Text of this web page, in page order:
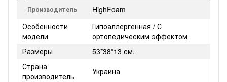
Производитель
HighFoam
Особенности
модели
Гипоаллергенная / С
ортопедическим эффектом
Размеры
53*38*13 см.
Страна
производитель
Украина